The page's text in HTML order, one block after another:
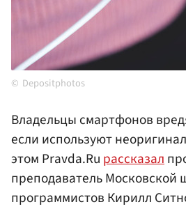
Depositphotos
Владельцы смартфонов
если используют
этом Pravda.Ru рассказал
преподаватель Московской
программистов Кирилл